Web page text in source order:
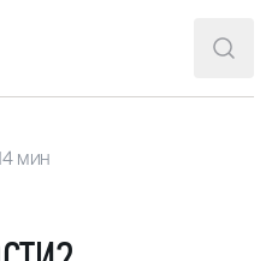
оперы и балета
мин